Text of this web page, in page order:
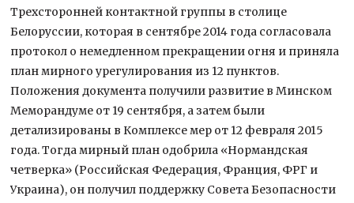
Трехсторонней контактной группы в столице
Белоруссии, которая в сентябре 2014 года согласовала
протокол о немедленном прекращении огня и приняла
план мирного урегулирования из 12 пунктов.
Положения документа получили развитие в Минском
Меморандуме от 19 сентября, а затем были
детализированы в Комплексе мер от 12 февраля 2015
года. Тогда мирный план одобрила «Нормандская
четверка» (Российская Федерация, Франция, ФРГ и
Украина), он получил поддержку Совета Безопасности